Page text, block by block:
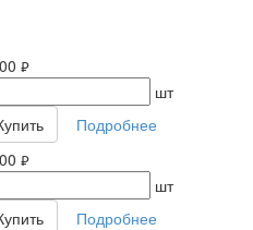
руб.
шт
Подробнее
руб.
шт
Подробнее